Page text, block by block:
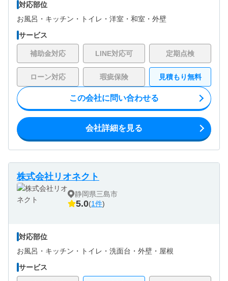
対応部位
お風呂・ キッチン・ トイレ・ 洋室・ 和室・ 外壁
サービス
補助金対応 LINE対応可 定期点検
ローン対応 瑕疵保険 見積もり無料
この会社に問い合わせる
会社詳細を見る
株式会社リオネクト
静岡県三島市
5.0(1件)
対応部位
お風呂・ キッチン・ トイレ・ 洗面台・ 外壁・ 屋根
サービス